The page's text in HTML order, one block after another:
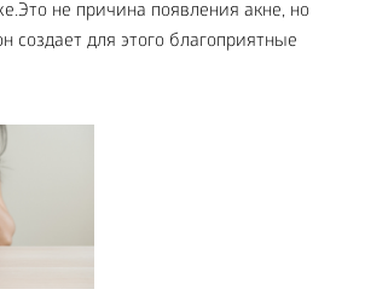
не причина появления акне, но
создает для этого благоприятные